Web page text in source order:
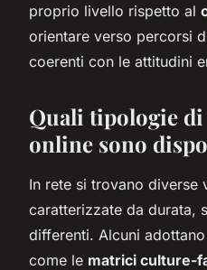
proprio livello rispetto al
orientare verso percorsi
coerenti con le attitudini
Quali tipologie
online sono
In rete si trovano diverse
caratterizzate da durata,
differenti. Alcuni
come le matrici culture-